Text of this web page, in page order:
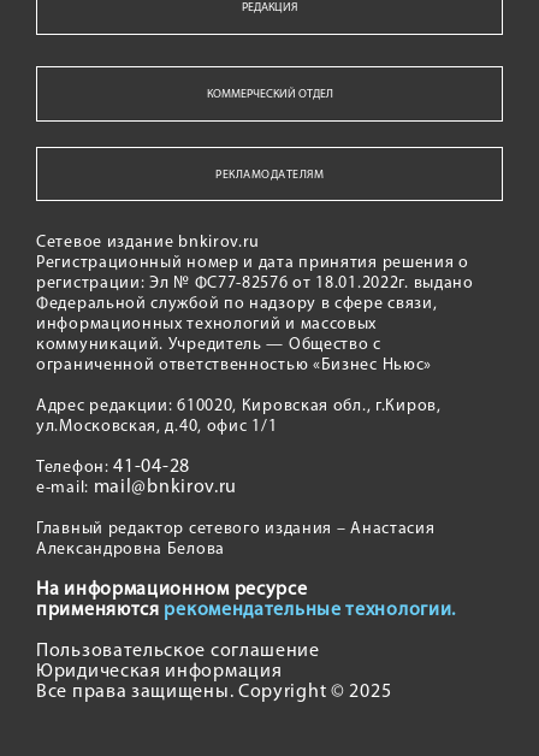
РЕДАКЦИЯ
КОММЕРЧЕСКИЙ ОТДЕЛ
РЕКЛАМОДАТЕЛЯМ
Сетевое издание bnkirov.ru
Регистрационный номер и дата принятия решения о
регистрации: Эл № ФС77-82576 от 18.01.2022г. выдано
Федеральной службой по надзору в сфере связи,
информационных технологий и массовых
коммуникаций. Учредитель — Общество с
ограниченной ответственностью «Бизнес Ньюс»
Адрес редакции: 610020, Кировская обл., г.Киров,
ул.Московская, д.40, офис 1/1
Телефон:41-04-28
e-mail: mail@bnkirov.ru
Главный редактор сетевого издания – Анастасия
Александровна Белова
На информационном ресурсе
применяются рекомендательные технологии.
Пользовательское соглашение
Юридическая информация
Все права защищены. Copyright © 2025